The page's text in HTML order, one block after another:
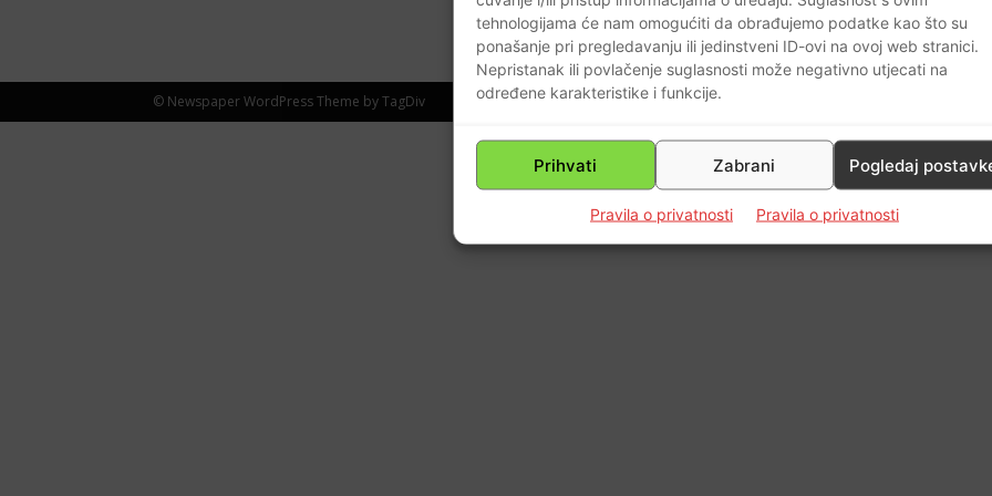
tehnologijama će nam omogućiti da obrađujemo podatke kao što su
ponašanje pri pregledavanju ili jedinstveni ID-ovi na ovoj web stranici.
Nepristanak ili povlačenje suglasnosti može negativno utjecati na
određene karakteristike i funkcije.
Prihvati Zabrani Pogledaj
Pravila o privatnosti Pravila o privatnosti
© Newspaper WordPress Theme by TagDiv